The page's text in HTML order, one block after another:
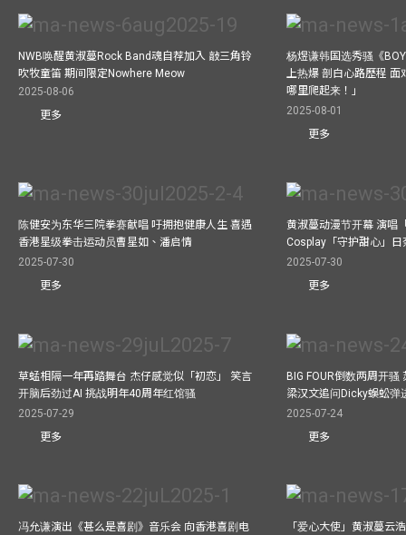
NWB唤醒黄淑蔓Rock Band魂自荐加入 敲三角铃
吹牧童笛 期间限定Nowhere Meow
2025-08-06
更多
杨煜谦韩国选秀骚《
上热爆 剖白心路歷程 面
哪里爬起来！」
2025-08-01
更多
陈健安为东华三院拳赛献唱 吁拥抱健康人生 喜遇
香港星级拳击运动员曹星如、潘启情
2025-07-30
更多
黄淑蔓动漫节开幕 演唱
Cosplay「守护甜心」
2025-07-30
更多
草蜢相隔一年再踏舞台 杰仔感觉似「初恋」 笑言
开脑后劲过AI 挑战明年40周年红馆骚
2025-07-29
更多
BIG FOUR倒数两周开
梁汉文追问Dicky蜈蚣弹
2025-07-24
更多
冯允谦演出《甚么是喜剧》音乐会 向香港喜剧电
「爱心大使」黄淑蔓云